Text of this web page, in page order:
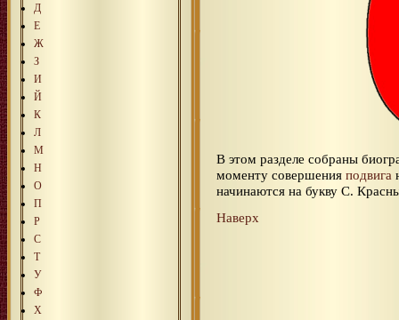
Д
Е
Ж
З
И
Й
К
Л
М
Н
О
П
Р
С
Т
У
Ф
Х
В этом разделе собраны
моменту совершения подвига
начинаются на букву С.
Наверх